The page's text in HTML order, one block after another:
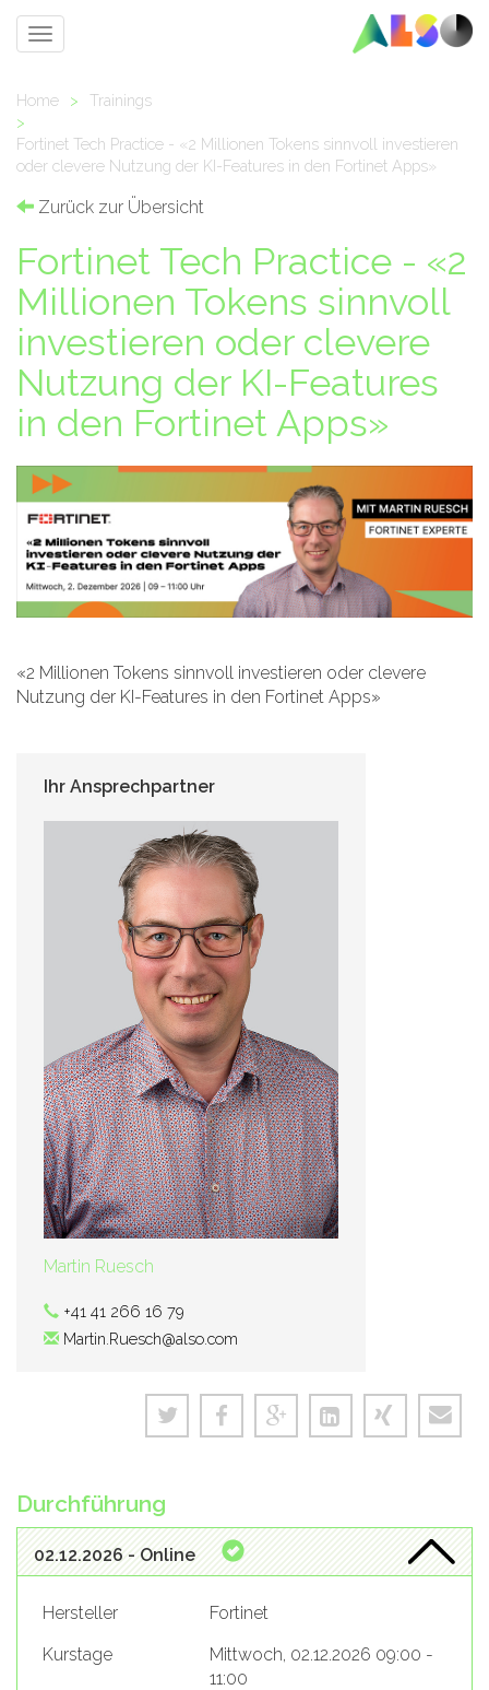
Toggle
Home >
Trainings
>
Fortinet Tech Practice - «2 Millionen Tokens sinnvoll investieren
oder clevere Nutzung der KI-Features in den Fortinet Apps»
Zurück zur Übersicht
Fortinet Tech Practice - «2
Millionen Tokens sinnvoll
investieren oder clevere
Nutzung der KI-Features
in den Fortinet Apps»
«2 Millionen Tokens sinnvoll investieren oder clevere
Nutzung der KI-Features in den Fortinet Apps»
Ihr Ansprechpartner
Martin Ruesch
+41 41 266 16 79
Martin.Ruesch@also.com
Durchführung
02.12.2026 - Online
Hersteller
Fortinet
Kurstage
Mittwoch, 02.12.2026 09:00 -
11:00